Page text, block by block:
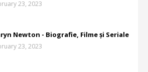
23, 2023
Newton - Biografie, Filme și Seriale
23, 2023